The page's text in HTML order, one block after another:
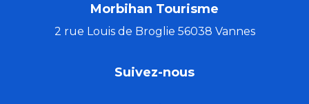
Morbihan Tourisme
2 rue Louis de Broglie 56038 Vannes
Suivez-nous